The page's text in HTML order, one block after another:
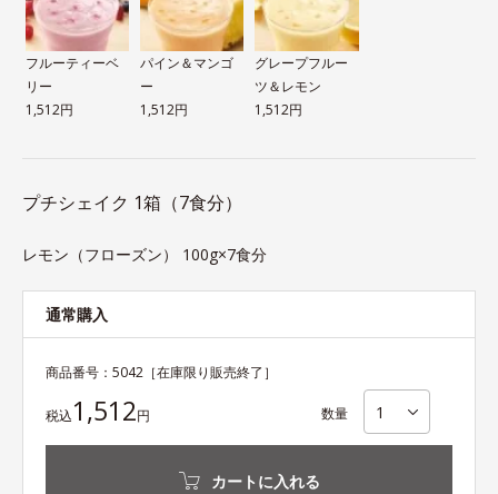
フルーティーベ
リー
1,512円
パイン＆マンゴ
ー
1,512円
グレープフルー
ツ＆レモン
1,512円
プチシェイク 1箱（7食分）
レモン（フローズン） 100g×7食分
通常購入
商品番号： 5042 ［在庫限り販売終了］
税込1,512円 数量
カートに入れる